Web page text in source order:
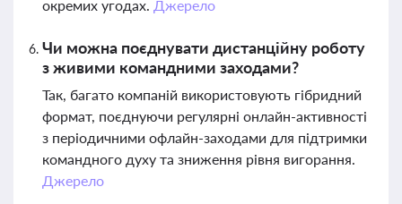
окремих угодах. Джерело
Чи можна поєднувати дистанційну роботу
з живими командними заходами?
Так, багато компаній використовують гібридний
формат, поєднуючи регулярні онлайн-активності
з періодичними офлайн-заходами для підтримки
командного духу та зниження рівня вигорання.
Джерело